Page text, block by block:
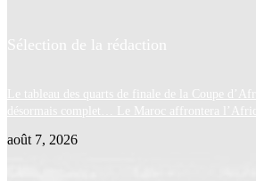
Sélection de la rédaction
Le tableau des quarts de finale de la Coupe
désormais complet… Le Maroc affrontera
août 7, 2026